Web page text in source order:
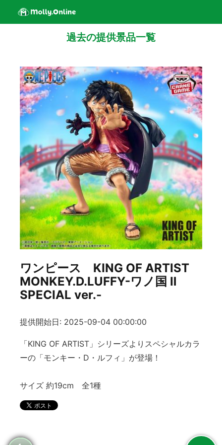
過去の提供景品一覧
ワンピース KING OF ARTIST
MONKEY.D.LUFFY-ワノ国 Ⅱ
SPECIAL ver.-
提供開始日: 2025-09-04 00:00:00
「KING OF ARTIST」シリーズよりスペシャルカラ
ーの「モンキー・D・ルフィ」が登場！
サイズ 約19cm 全1種